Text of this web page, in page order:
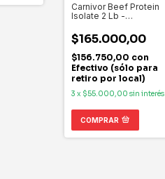
Carnivor Beef Protein
Isolate 2 Lb -
$165.000,00
$156.750,00 con
Efectivo (sólo para
retiro por local)
3 x $55.000,00 sin interés
COMPRAR